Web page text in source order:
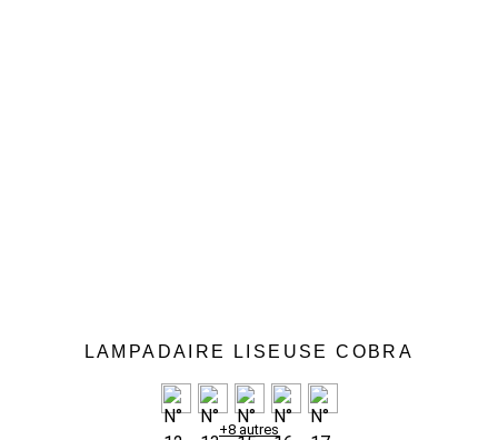
LAMPADAIRE LISEUSE COBRA
+8 autres